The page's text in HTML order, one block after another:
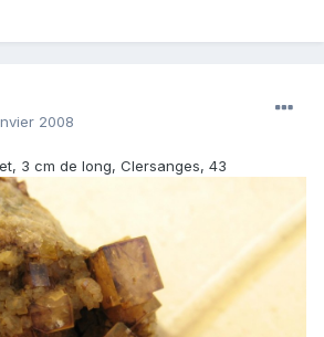
2008
3 cm de long, Clersanges, 43